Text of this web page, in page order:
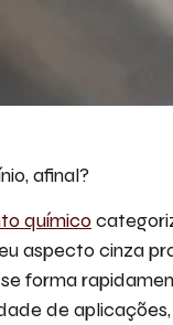
afinal?
químico
aspecto cinza
forma
de